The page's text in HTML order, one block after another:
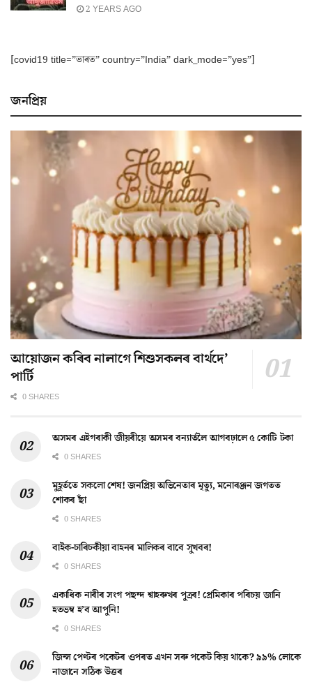
2 YEARS AGO
[covid19 title=”ভাৰত” country=”India” dark_mode=”yes”]
জনপ্ৰিয়
আয়োজন কৰিব নালাগে শিশুসকলৰ বাৰ্থদে’
পাৰ্টি
0 SHARES
অসমৰ এইগৰাকী জীয়ৰীয়ে অসমৰ বন্যাৰ্তলৈ আগবঢ়ালে ৫ কোটি টকা
0 SHARES
মুহূৰ্ততে সকলো শেষ! জনপ্ৰিয় অভিনেতাৰ মৃত্যু, মনোৰঞ্জন জগতত
শোকৰ ছাঁ
0 SHARES
বাইক-চাৰিচকীয়া বাহনৰ মালিকৰ বাবে সুখবৰ!
0 SHARES
একাধিক নাৰীৰ সংগ পছন্দ শ্বাহৰুখৰ পুত্ৰৰ! প্ৰেমিকাৰ পৰিচয় জানি
হতভম্ব হ’ব আপুনি!
0 SHARES
জিন্স পেণ্টৰ পকেটৰ ওপৰত এখন সৰু পকেট কিয় থাকে? ৯৯% লোকে
নাজানে সঠিক উত্তৰ